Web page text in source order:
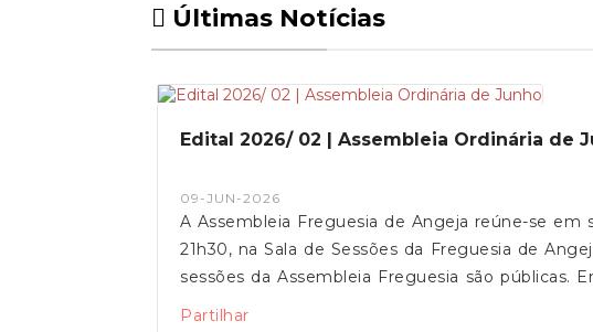
Últimas Notícias
Edital 2026/ 02 | Assembleia Ordinária de
09-JUN-2026
A Assembleia Freguesia de Angeja reúne-se em
21h30, na Sala de Sessões da Freguesia de
sessões da Assembleia Freguesia são públicas.
existe um período de intervenção do público,
Partilhar